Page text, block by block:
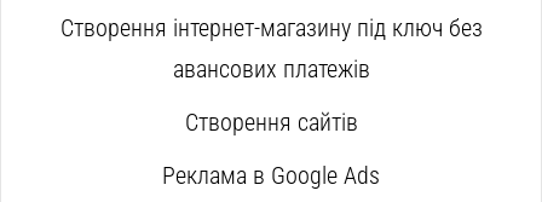
Створення інтернет-магазину під ключ без
авансових платежів
Створення сайтів
Реклама в Google Ads